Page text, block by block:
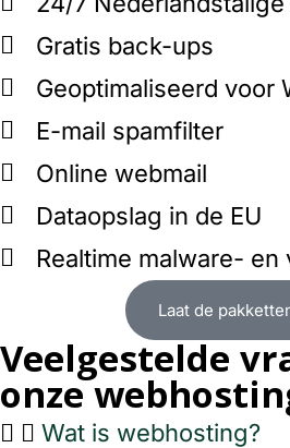
Gratis back-ups
Geoptimaliseerd voor
E-mail spamfilter
Online webmail
Dataopslag in de EU
Realtime malware-
Laat de
Veelgestelde
onze
Wat is webhosting?